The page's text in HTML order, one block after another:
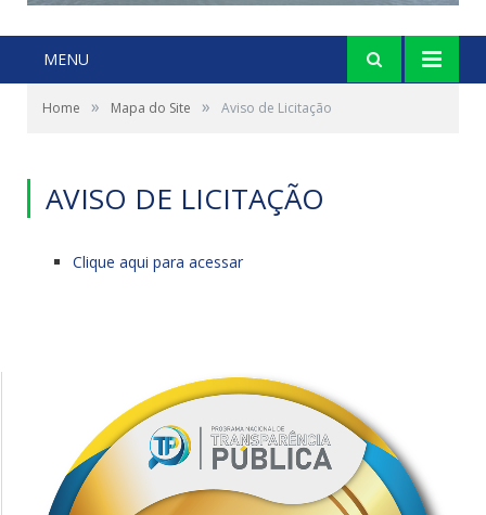
MENU
Home » Mapa do Site » Aviso de Licitação
AVISO DE LICITAÇÃO
Clique aqui para acessar